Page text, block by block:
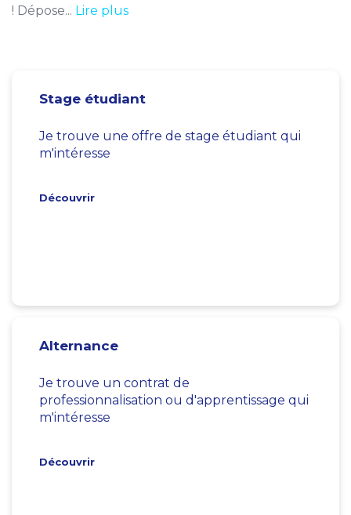
! Dépose... Lire plus
Stage étudiant
Je trouve une offre de stage étudiant qui
m'intéresse
Découvrir
Alternance
Je trouve un contrat de
professionnalisation ou d'apprentissage qui
m'intéresse
Découvrir